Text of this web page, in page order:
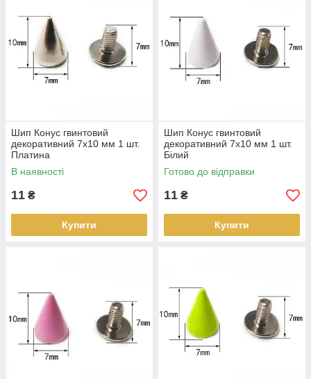
Шип Конус гвинтовий
декоративний 7х10 мм 1 шт.
Платина
В наявності
11 ₴
Купити
Шип Конус гвинтовий
декоративний 7х10 мм 1 шт.
Білий
Готово до відправки
11 ₴
Купити